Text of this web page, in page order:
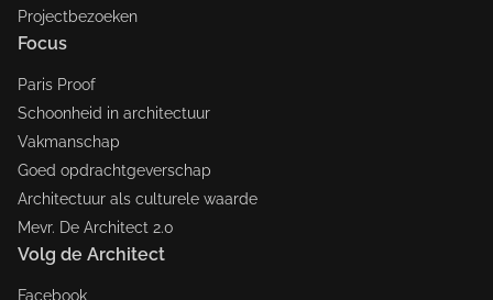
Projectbezoeken
Focus
Paris Proof
Schoonheid in architectuur
Vakmanschap
Goed opdrachtgeverschap
Architectuur als culturele waarde
Mevr. De Architect 2.0
Volg de Architect
Facebook